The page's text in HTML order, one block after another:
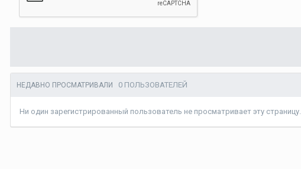
НЕДАВНО ПРОСМАТРИВАЛИ 0 ПОЛЬЗОВАТЕЛЕЙ
Ни один зарегистрированный пользователь не просматривает эту страницу.